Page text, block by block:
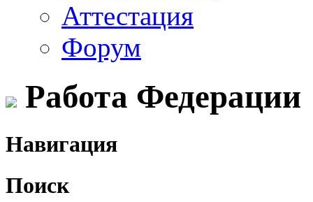
Аттестация
Форум
Работа Федерации
Навигация
Поиск